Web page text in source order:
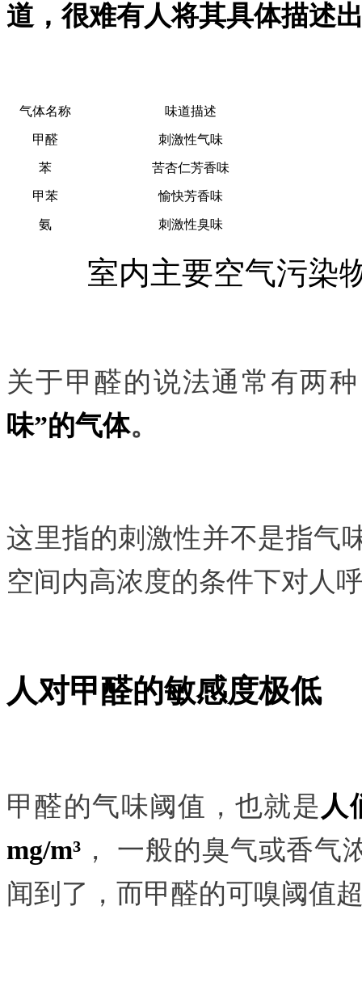
道，很难有人将其具体描述
气体名称
味道描述
甲醛
刺激性气味
苯
苦杏仁芳香味
甲苯
愉快芳香味
氨
刺激性臭味
室内主要空气污染物
关于甲醛的说法通常有两
味”的气体。
这里指的刺激性并不是指气
空间内高浓度的条件下对人
人对甲醛的敏感度极低
甲醛的气味阈值，也就是 人
mg/m³ ，
一般的臭气或香气
闻到了 ，而甲醛的可嗅阈值